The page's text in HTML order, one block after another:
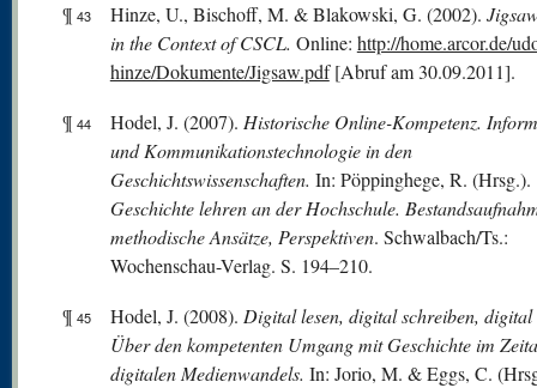
¶ 43 Hinze, U., Bischoff, M. & Blakowski, G. (2002).
in the Context of CSCL. Online: http://home.arcor.de/
hinze/Dokumente/Jigsaw.pdf[Abruf am 30.09.2011].
¶ 44 Hodel, J. (2007). Historische Online-Kompetenz.
und Kommunikationstechnologie in den
Geschichtswissenschaften. In: Pöppinghege, R. (Hrsg.).
Geschichte lehren an der Hochschule.
methodische Ansätze, Perspektiven. Schwalbach/Ts.:
Wochenschau-Verlag. S. 194–210.
¶ 45 Hodel, J. (2008). Digital lesen, digital schreiben, digital
Über den kompetenten Umgang mit Geschichte im
digitalen Medienwandels. In: Jorio, M. & Eggs, C.